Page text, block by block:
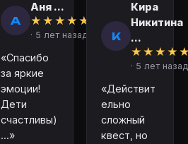
А
Аня ...
★ ★ ★ ★ ★
· 5 лет назад
«Спасибо
за яркие
эмоции!
Дети
счастливы)
...»
К
Кира
Никитина
...
★ ★ ★ ★
· 5 лет назад
«Действит
ельно
сложный
квест, но